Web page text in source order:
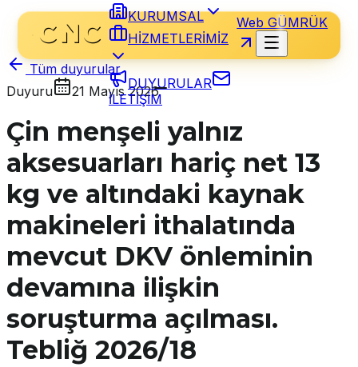
KURUMSAL
HİZMETLERİMİZ
DUYURULAR
İLETİŞİM
Web GÜMRÜK
Tüm duyurular
Duyuru
21 Mayıs 2026
Çin menşeli yalnız
aksesuarları hariç net 13
kg ve altındaki kaynak
makineleri ithalatında
mevcut DKV önleminin
devamına ilişkin
soruşturma açılması.
Tebliğ 2026/18